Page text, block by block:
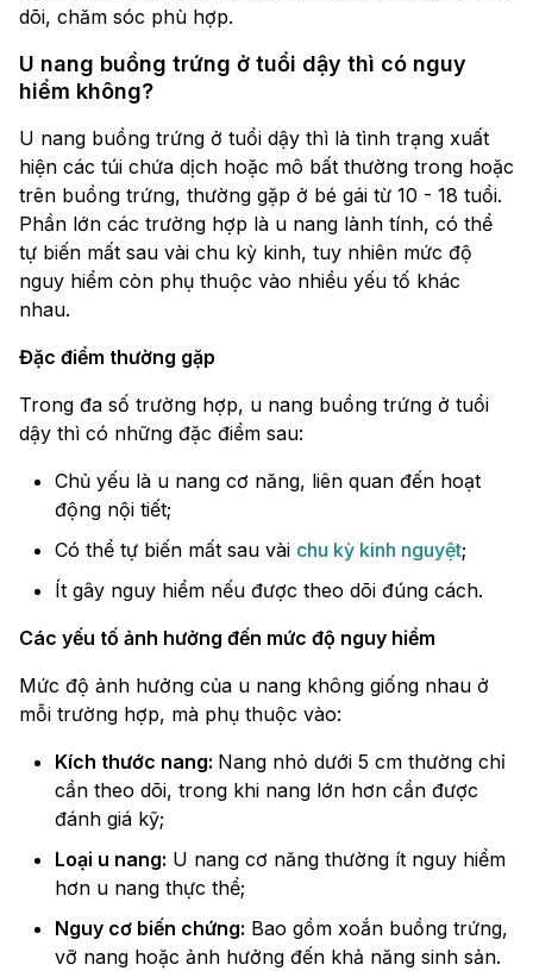
dõi, chăm sóc phù hợp.
U nang buồng trứng ở tuổi dậy thì có nguy
hiểm không?
U nang buồng trứng ở tuổi dậy thì là tình trạng xuất
hiện các túi chứa dịch hoặc mô bất thường trong hoặc
trên buồng trứng, thường gặp ở bé gái từ 10 - 18 tuổi.
Phần lớn các trường hợp là u nang lành tính, có thể
tự biến mất sau vài chu kỳ kinh, tuy nhiên mức độ
nguy hiểm còn phụ thuộc vào nhiều yếu tố khác
nhau.
Đặc điểm thường gặp
Trong đa số trường hợp, u nang buồng trứng ở tuổi
dậy thì có những đặc điểm sau:
Chủ yếu là u nang cơ năng, liên quan đến hoạt
động nội tiết;
Có thể tự biến mất sau vài chu kỳ kinh nguyệt;
Ít gây nguy hiểm nếu được theo dõi đúng cách.
Các yếu tố ảnh hưởng đến mức độ nguy hiểm
Mức độ ảnh hưởng của u nang không giống nhau ở
mỗi trường hợp, mà phụ thuộc vào:
Kích thước nang: Nang nhỏ dưới 5 cm thường chỉ
cần theo dõi, trong khi nang lớn hơn cần được
đánh giá kỹ;
Loại u nang: U nang cơ năng thường ít nguy hiểm
hơn u nang thực thể;
Nguy cơ biến chứng: Bao gồm xoắn buồng trứng,
vỡ nang hoặc ảnh hưởng đến khả năng sinh sản.